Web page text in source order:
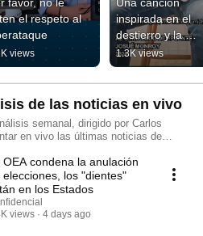
el respeto al
views
inspirada en el
destierro y la
migración
1.3K views
de las noticias en vivo
semanal, dirigido por Carlos
en vivo las últimas noticias de
en Radio Corporación, hasta ser
del periodismo en Nicaragua.
OEA condena la anulación
elecciones, los "dientes"
en los Estados
views
4 days ago